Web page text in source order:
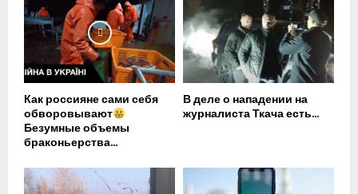
Как россияне сами себя
обворовывают
Безумные объемы
браконьерства...
В деле о нападении на
журналиста Ткача есть...